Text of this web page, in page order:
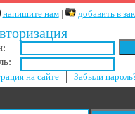
напишите нам| добавить в
на сайте │Забыли